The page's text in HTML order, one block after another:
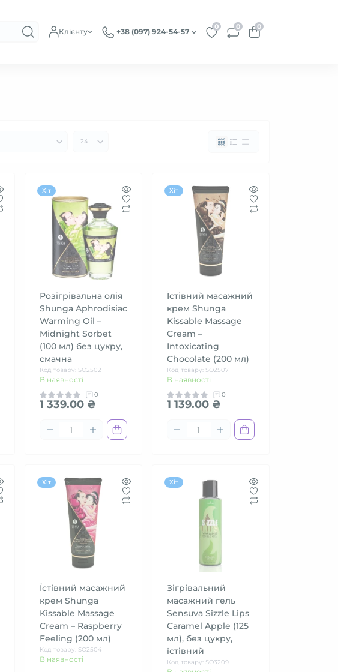
Клієнту +38 (097) 924-54-57
0 0 0
Хіт
Розігрівальна олія
Shunga Aphrodisiac
Warming Oil –
Midnight Sorbet
(100 мл) без цукру,
смачна
Код товару: SO2502
В наявності
0
1 339.00 ₴
Хіт
Їстівний масажний
крем Shunga
Kissable Massage
Cream –
Intoxicating
Chocolate (200 мл)
Код товару: SO2507
В наявності
0
1 139.00 ₴
Хіт
Їстівний масажний
крем Shunga
Kissable Massage
Cream – Raspberry
Feeling (200 мл)
Код товару: SO2504
В наявності
Хіт
Зігрівальний
масажний гель
Sensuva Sizzle Lips
Caramel Apple (125
мл), без цукру,
їстівний
Код товару: SO3209